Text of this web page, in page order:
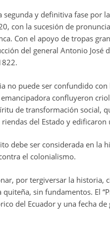
segunda y definitiva fase por
con la sucesión de
Con el apoyo de tropas
del general Antonio José
no puede ser confundido
confluyeron
de transformación social,
del Estado y edificaron
debe ser considerada en la
el colonialismo.
por tergiversar la historia,
sin fundamentos. El
del Ecuador y una fecha